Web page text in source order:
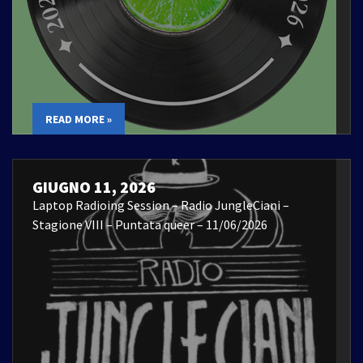
READ MORE »
GIUGNO 11, 2026
Laptop Radioing Session – Radio JungleCiani –
Stagione VIII – Puntata queer – 11/06/2026